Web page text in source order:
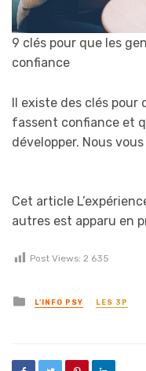
9 clés pour que les
confiance
Il existe des clés pour
fassent confiance et
développer. Nous
Cet article
autres est apparu en
Post Views: 2 635
Posted in
L'INFO PSY LES 3P